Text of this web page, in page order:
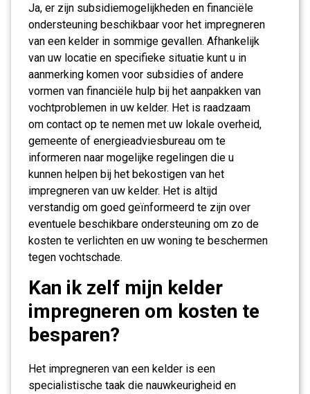
Ja, er zijn subsidiemogelijkheden en financiële
ondersteuning beschikbaar voor het impregneren
van een kelder in sommige gevallen. Afhankelijk
van uw locatie en specifieke situatie kunt u in
aanmerking komen voor subsidies of andere
vormen van financiële hulp bij het aanpakken van
vochtproblemen in uw kelder. Het is raadzaam
om contact op te nemen met uw lokale overheid,
gemeente of energieadviesbureau om te
informeren naar mogelijke regelingen die u
kunnen helpen bij het bekostigen van het
impregneren van uw kelder. Het is altijd
verstandig om goed geïnformeerd te zijn over
eventuele beschikbare ondersteuning om zo de
kosten te verlichten en uw woning te beschermen
tegen vochtschade.
Kan ik zelf mijn kelder
impregneren om kosten te
besparen?
Het impregneren van een kelder is een
specialistische taak die nauwkeurigheid en